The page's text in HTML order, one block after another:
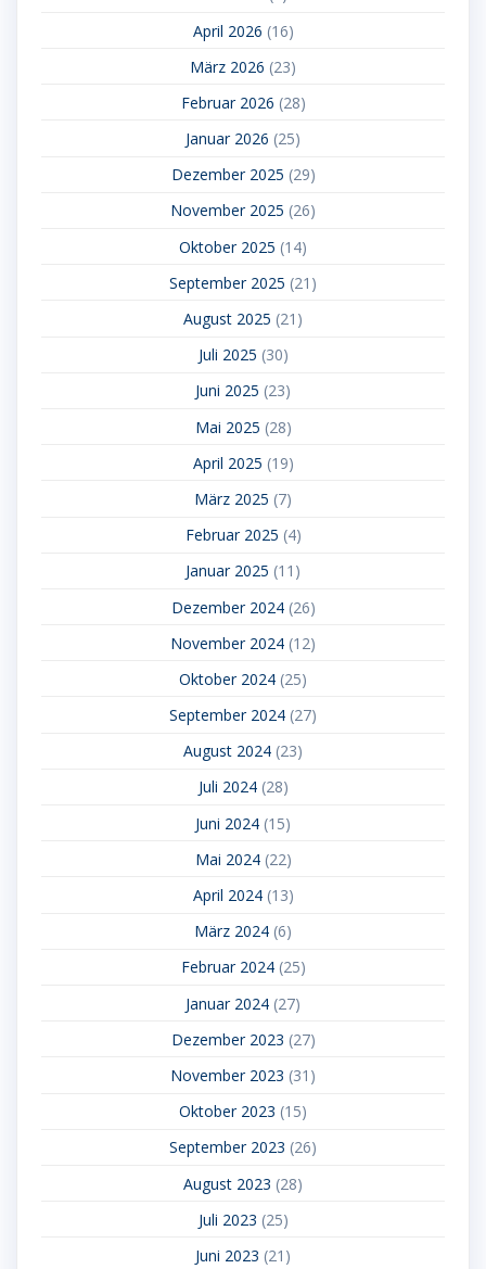
April 2026 (16)
März 2026 (23)
Februar 2026 (28)
Januar 2026 (25)
Dezember 2025 (29)
November 2025 (26)
Oktober 2025 (14)
September 2025 (21)
August 2025 (21)
Juli 2025 (30)
Juni 2025 (23)
Mai 2025 (28)
April 2025 (19)
März 2025 (7)
Februar 2025 (4)
Januar 2025 (11)
Dezember 2024(26)
November 2024 (12)
Oktober 2024 (25)
September 2024 (27)
August 2024 (23)
Juli 2024(28)
Juni 2024 (15)
Mai 2024(22)
April 2024(13)
März 2024 (6)
Februar 2024(25)
Januar 2024 (27)
Dezember 2023 (27)
November 2023 (31)
Oktober 2023 (15)
September 2023 (26)
August 2023 (28)
Juli 2023 (25)
Juni 2023 (21)